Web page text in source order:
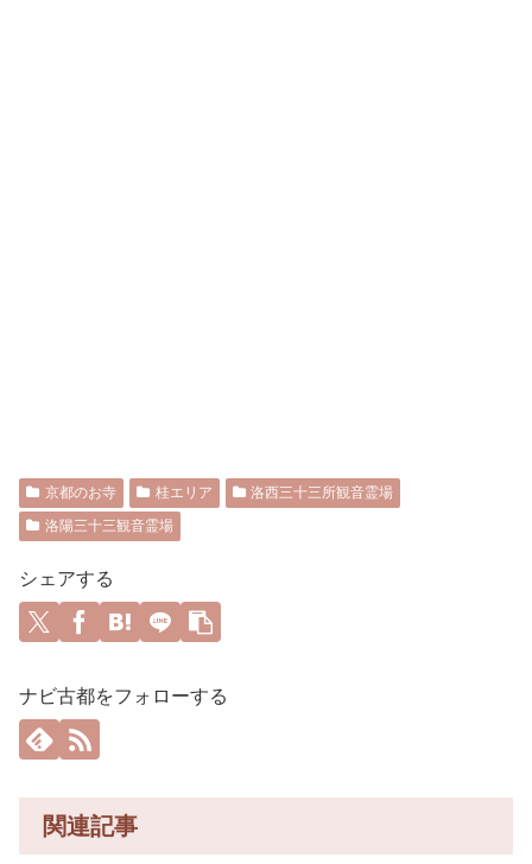
京都のお寺 桂エリア
洛西三十三所観音霊場
洛陽三十三観音霊場
シェアする
ナビ古都をフォローする
関連記事